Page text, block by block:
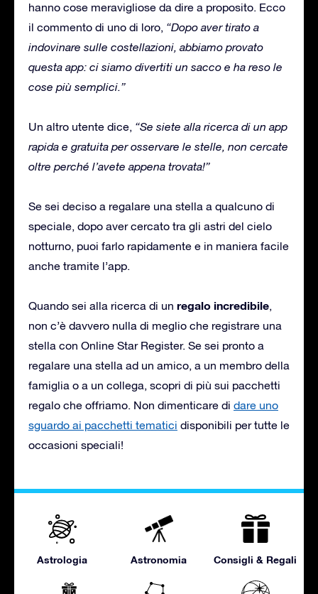
hanno cose meravigliose da dire a proposito. Ecco
il commento di uno di loro, “Dopo aver tirato a
indovinare sulle costellazioni, abbiamo provato
questa app: ci siamo divertiti un sacco e ha reso le
cose più semplici.”
Un altro utente dice, “Se siete alla ricerca di un app
rapida e gratuita per osservare le stelle, non cercate
oltre perché l’avete appena trovata!”
Se sei deciso a regalare una stella a qualcuno di
speciale, dopo aver cercato tra gli astri del cielo
notturno, puoi farlo rapidamente e in maniera facile
anche tramite l’app.
Quando sei alla ricerca di un regalo incredibile,
non c’è davvero nulla di meglio che registrare una
stella con Online Star Register. Se sei pronto a
regalare una stella ad un amico, a un membro della
famiglia o a un collega, scopri di più sui pacchetti
regalo che offriamo. Non dimenticare di dare uno
sguardo ai pacchetti tematici disponibili per tutte le
occasioni speciali!
Astrologia Astronomia Consigli & Regali